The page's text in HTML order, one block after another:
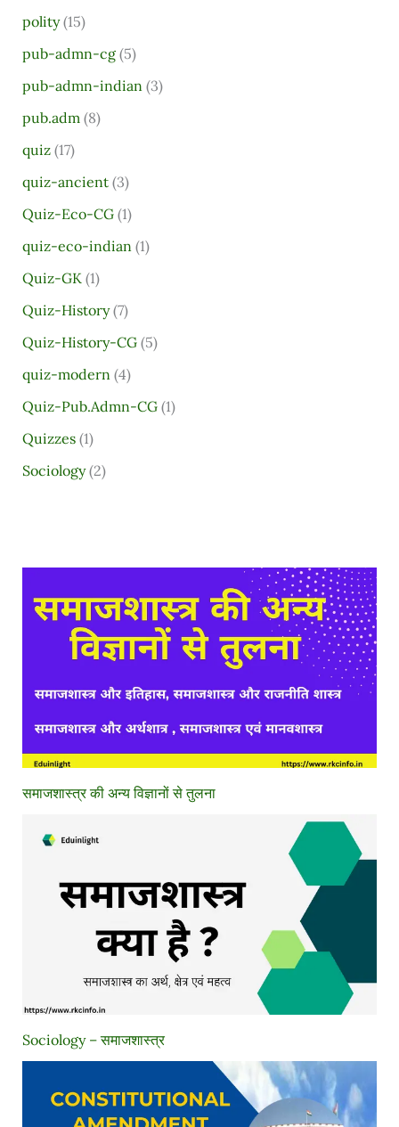
polity(15)
pub-admn-cg(5)
pub-admn-indian(3)
pub.adm(8)
quiz(17)
quiz-ancient(3)
Quiz-Eco-CG(1)
quiz-eco-indian(1)
Quiz-GK(1)
Quiz-History(7)
Quiz-History-CG(5)
quiz-modern(4)
Quiz-Pub.Admn-CG(1)
Quizzes(1)
Sociology(2)
समाजशास्त्र की अन्य विज्ञानों से तुलना
Sociology – समाजशास्त्र